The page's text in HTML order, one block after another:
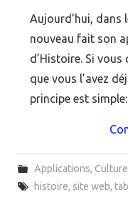
Aujourd’hui, dans
nouveau fait son
d’Histoire. Si vous
que vous l’avez
principe est
Applications, Culture
histoire, site web,